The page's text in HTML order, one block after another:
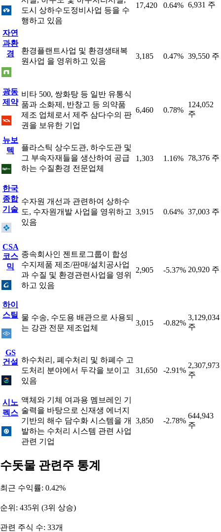
도시 상하수도정비사업 등을 수
행하고 있음
17,420 0.64% 6,931 주
자연
과환
경
환경플랜트사업 및 환경생태복
원사업 을 영위하고 있음
3,185 0.47% 39,550 주
광동
제약
비타 500, 쌍화탕 등 일반 유통식
품과 소화제, 반창고 등 의약품
제조 업체로서 제주 삼다수의 판
권을 보유한 기업
6,460 0.78%
124,052
주
뉴보
텍
플라스틱 상수도관, 하수도관 및
그 부속자재들을 생산하여 공급
하는 수질환경 전문업체
1,303 1.16% 78,376 주
한국
종합
기술
수자원 개선과 관련하여 상하수
도, 수자원개발 사업을 영위하고
있음
3,915 0.64% 37,003 주
CSA
코스
믹
종속회사인 젠트로그룹이 합성
수지제품 제조/판매/설치공사업
과 수질 및 환경관련사업을 영위
하고 있음
2,905 -5.37% 20,920 주
하이
스틸 물 수송, 수도용 배관으로 사용되
는 강관 전문 제조업체
3,015 -0.82%
3,129,034
주
GS
건설 하수처리, 폐수처리 및 하폐수 고
도처리 분야에서 두각을 보이고
있음
31,650 -2.91%
2,307,973
주
시노
펙스
액체와 기체 여과용 멤브레인 기
술력을 바탕으로 신재생 에너지
기반의 해수 담수화 시스템을 개
발하는 수처리 시스템 관련 사업
관련 기업
3,850 -2.78%
644,943
주
수돗물 관련주 통계
최근 수익률: 0.42%
순위: 435위 (3위 상승)
관련 주식 수: 33개